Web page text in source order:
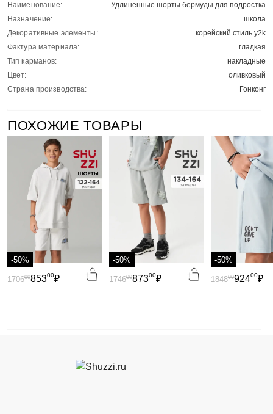
Наименование:
Удлиненные шорты бермуды для подростка
Назначение:
школа
Декоративные элементы:
корейский стиль y2k
Фактура материала:
гладкая
Тип карманов:
накладные
Цвет:
оливковый
Страна производства:
Гонконг
ПОХОЖИЕ ТОВАРЫ
-50%
85300₽
170600
-50%
87300₽
174600
-50%
92400₽
184800